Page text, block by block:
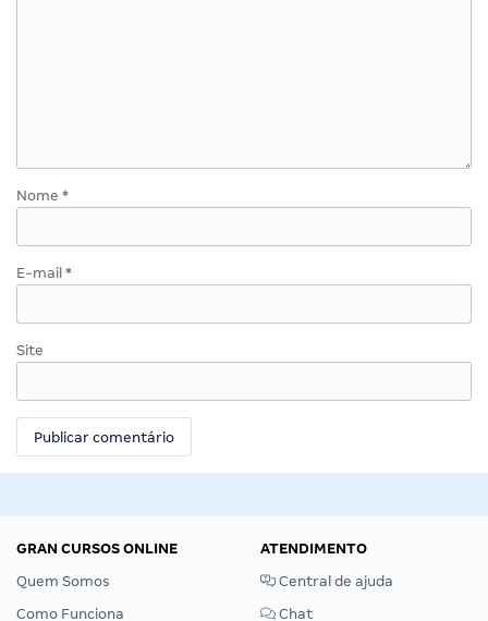
Nome *
E-mail *
Site
GRAN CURSOS ONLINE
Quem Somos
Como Funciona
ATENDIMENTO
Central de ajuda
Chat